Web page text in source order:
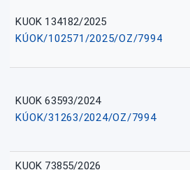
KUOK 134182/2025
KÚOK/102571/2025/OZ/7994
KUOK 63593/2024
KÚOK/31263/2024/OZ/7994
KUOK 73855/2026